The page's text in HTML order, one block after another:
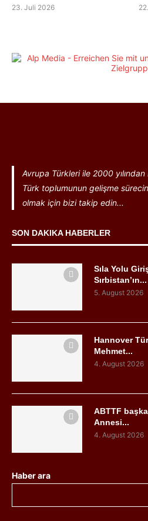
23. Juli 2026
Avrupa Türkleri ile 2000
Türk toplumunun gelişme
olmak için bizi takip edin...
SON DAKIKA HABERLER
Sıla Yolu
Sırbistan’ın...
5. August 2026
Hannover
Mehmet...
4. August 2026
ABTTF
Annesi...
4. August 2026
Haber ara